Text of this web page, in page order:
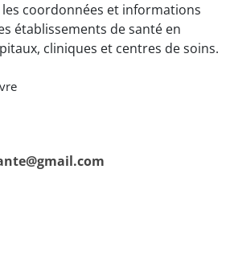
coordonnées et informations
établissements de santé en
cliniques et centres de soins.